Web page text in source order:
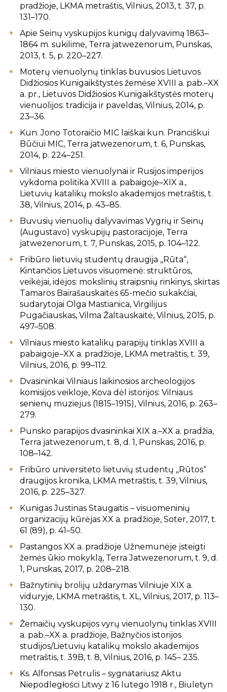
pradžioje, LKMA metraštis, Vilnius, 2013, t. 37, p.
131–170.
Apie Seinų vyskupijos kunigų dalyvavimą 1863–
1864 m. sukilime, Terra jatwezenorum, Punskas,
2013, t. 5, p. 220–227.
Moterų vienuolynų tinklas buvusios Lietuvos
Didžiosios Kunigaikštystės žemėse XVIII a. pab.–XX
a. pr., Lietuvos Didžiosios Kunigaikštystės moterų
vienuolijos: tradicija ir paveldas, Vilnius, 2014, p.
23–36.
Kun. Jono Totoraičio MIC laiškai kun. Pranciškui
Būčiui MIC, Terra jatwezenorum, t. 6, Punskas,
2014, p. 224–251.
Vilniaus miesto vienuolynai ir Rusijos imperijos
vykdoma politika XVIII a. pabaigoje–XIX a.,
Lietuvių katalikų mokslo akademijos metraštis, t.
38, Vilnius, 2014, p. 43–85.
Buvusių vienuolių dalyvavimas Vygrių ir Seinų
(Augustavo) vyskupijų pastoracijoje, Terra
jatwezenorum, t. 7, Punskas, 2015, p. 104–122.
Fribūro lietuvių studentų draugija „Rūta“,
Kintančios Lietuvos visuomenė: struktūros,
veikėjai, idėjos: mokslinių straipsnių rinkinys, skirtas
Tamaros Bairašauskaitės 65-mečio sukakčiai,
sudarytojai Olga Mastianica, Virgilijus
Pugačiauskas, Vilma Žaltauskaitė, Vilnius, 2015, p.
497–508.
Vilniaus miesto katalikų parapijų tinklas XVIII a.
pabaigoje–XX a. pradžioje, LKMA metraštis, t. 39,
Vilnius, 2016, p. 99–112.
Dvasininkai Vilniaus laikinosios archeologijos
komisijos veikloje, Kova dėl istorijos: Vilniaus
senienų muziejus (1815–1915), Vilnius, 2016, p. 263–
279.
Punsko parapijos dvasininkai XIX a.–XX a. pradžia,
Terra jatwezenorum, t. 8, d. 1, Punskas, 2016, p.
108–142.
Fribūro universiteto lietuvių studentų „Rūtos“
draugijos kronika, LKMA metraštis, t. 39, Vilnius,
2016, p. 225–327.
Kunigas Justinas Staugaitis – visuomeninių
organizacijų kūrėjas XX a. pradžioje, Soter, 2017, t.
61 (89), p. 41–50.
Pastangos XX a. pradžioje Užnemunėje įsteigti
žemės ūkio mokyklą, Terra Jatwezenorum, t. 9, d.
1, Punskas, 2017, p. 208–218.
Bažnytinių brolijų uždarymas Vilniuje XIX a.
viduryje, LKMA metraštis, t. XL, Vilnius, 2017, p. 113–
130.
Žemaičių vyskupijos vyrų vienuolynų tinklas XVIII
a. pab.–XX a. pradžioje, Bažnyčios istorijos
studijos/Lietuvių katalikų mokslo akademijos
metraštis, t. 39B, t. 8, Vilnius, 2016, p. 145– 235.
Ks. Alfonsas Petrulis – sygnatariusz Aktu
Niepodległości Litwy z 16 lutego 1918 r., Biuletyn